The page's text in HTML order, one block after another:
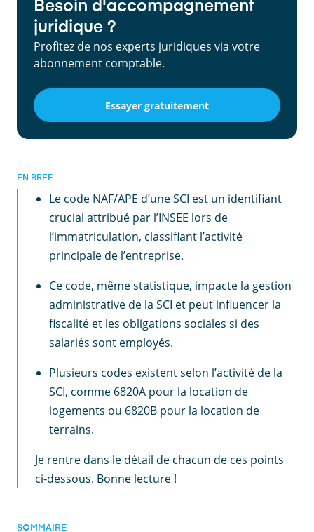
Besoin d'accompagnement
juridique ?
Profitez de nos experts juridiques via votre
abonnement comptable.
Essayer gratuitement
EN BREF
Le code NAF/APE d’une SCI est un identifiant
crucial attribué par l’INSEE lors de
l’immatriculation, classifiant l’activité
principale de l’entreprise.
Ce code, même statistique, impacte la gestion
administrative de la SCI et peut influencer la
fiscalité et les obligations sociales si des
salariés sont employés.
Plusieurs codes existent selon l’activité de la
SCI, comme 6820A pour la location de
logements ou 6820B pour la location de
terrains.
Je rentre dans le détail de chacun de ces points
ci-dessous. Bonne lecture !
SOMMAIRE